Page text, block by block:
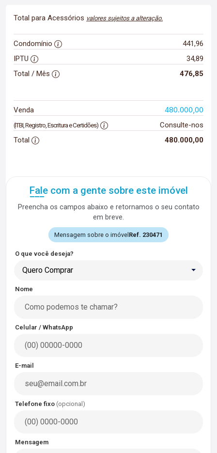
Total para Acessórios valores sujeitos a alteração.
Condomínio
441,96
IPTU
34,89
Total / Mês
476,85
Venda 480.000,00
(ITBI, Registro, Escritura e Certidões)
Consulte-nos
Total
480.000,00
Fale com a gente sobre este imóvel
Preencha os campos abaixo e retornamos o seu contato
em breve.
Mensagem sobre o imóvel Ref. 230471
O que você deseja?
Quero Comprar
Nome
Celular / WhatsApp
E-mail
Telefone fixo (opcional)
Mensagem